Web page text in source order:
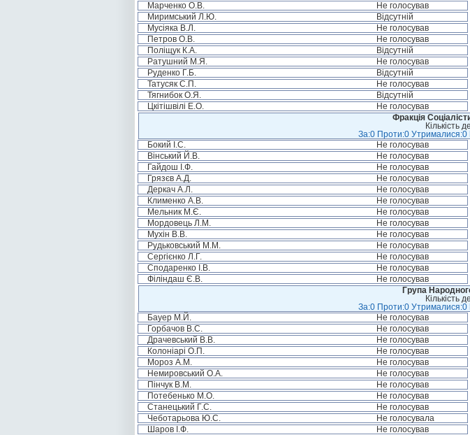
Марченко О.В.
Не голосував
Миримський Л.Ю.
Відсутній
Мусіяка В.Л.
Не голосував
Петров О.В.
Не голосував
Поліщук К.А.
Відсутній
Ратушний М.Я.
Не голосував
Руденко Г.Б.
Відсутній
Татусяк С.П.
Не голосував
Тягнибок О.Я.
Відсутній
Цкітішвілі Е.О.
Не голосував
Фракція
Кількість
За:0 Проти:0 Утрималися:0
Бокий І.С.
Не голосував
Вінський Й.В.
Не голосував
Гайдош І.Ф.
Не голосував
Грязєв А.Д.
Не голосував
Деркач А.Л.
Не голосував
Клименко А.В.
Не голосував
Мельник М.Є.
Не голосував
Мордовець Л.М.
Не голосував
Мухін В.В.
Не голосував
Рудьковський М.М.
Не голосував
Сергієнко Л.Г.
Не голосував
Сподаренко І.В.
Не голосував
Філіндаш Є.В.
Не голосував
Група
Кількість
За:0 Проти:0 Утрималися:0
Бауер М.Й.
Не голосував
Горбачов В.С.
Не голосував
Драчевський В.В.
Не голосував
Колоніарі О.П.
Не голосував
Мороз А.М.
Не голосував
Немировський О.А.
Не голосував
Пінчук В.М.
Не голосував
Потебенько М.О.
Не голосував
Станецький Г.С.
Не голосував
Чеботарьова Ю.С.
Не голосувала
Шаров І.Ф.
Не голосував